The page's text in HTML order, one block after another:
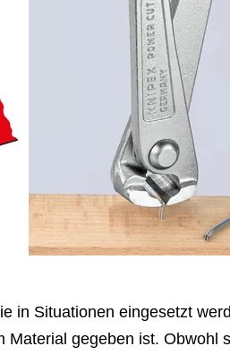
in Situationen eingesetzt
gegeben ist. Obwohl